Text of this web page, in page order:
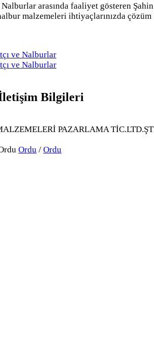
Nalburlar arasında faaliyet gösteren Şahin
malzemeleri ihtiyaçlarınızda çözüm
ve Nalburlar
ve Nalburlar
Bilgileri
PAZARLAMA
Ordu / Ordu